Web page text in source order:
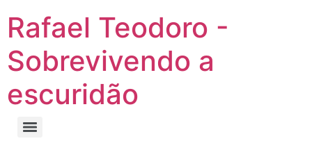
Rafael Teodoro -
Sobrevivendo a
escuridão